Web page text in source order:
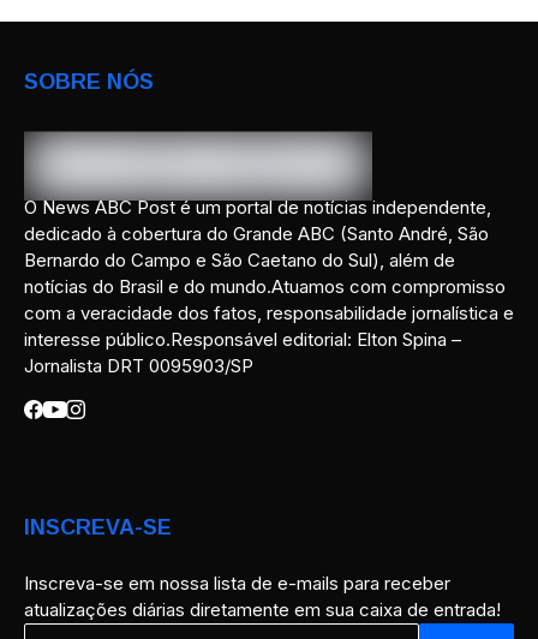
SOBRE NÓS
O News ABC Post é um portal de notícias independente,
dedicado à cobertura do Grande ABC (Santo André, São
Bernardo do Campo e São Caetano do Sul), além de
notícias do Brasil e do mundo.Atuamos com compromisso
com a veracidade dos fatos, responsabilidade jornalística e
interesse público.Responsável editorial: Elton Spina –
Jornalista DRT 0095903/SP
INSCREVA-SE
Inscreva-se em nossa lista de e-mails para receber
atualizações diárias diretamente em sua caixa de entrada!